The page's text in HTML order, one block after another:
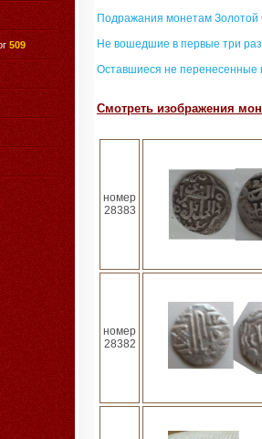
509
Подражания монетам
Не вошедшие в первые три
Оставшиеся не перенесенные
Смотреть изображения
номер
28383
номер
28382